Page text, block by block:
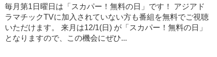
毎月第1日曜日は「スカパー！無料の日」です！ アジアド
ラマチックTVに加入されていない方も番組を無料でご視聴
いただけます。 来月は12/1(日) が「スカパー！無料の日」
となりますので、この機会にぜひ...